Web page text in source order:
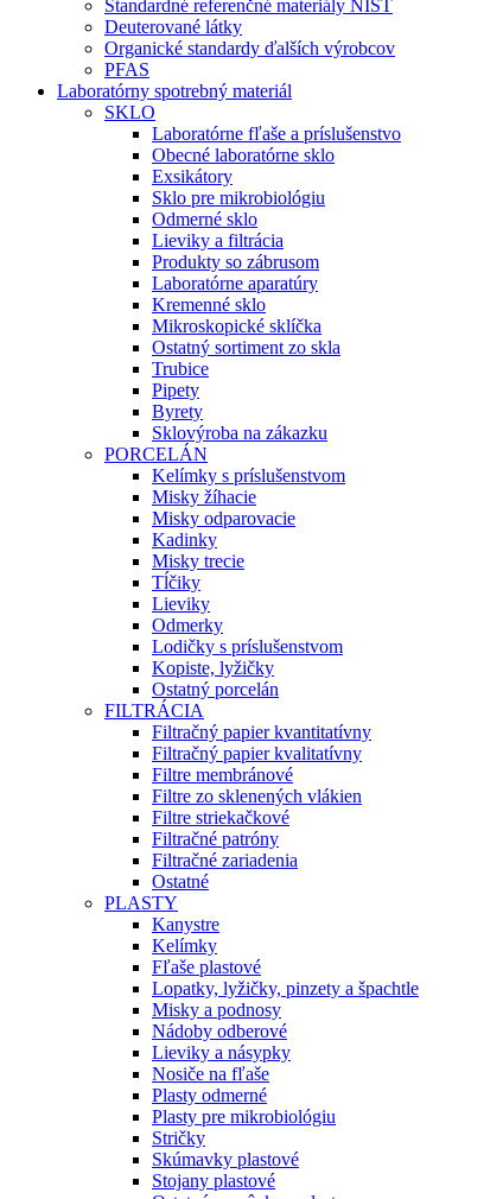
Štandardné referenčné materiály NIST
Deuterované látky
Organické standardy ďalších výrobcov
PFAS
Laboratórny spotrebný materiál
SKLO
Laboratórne fľaše a príslušenstvo
Obecné laboratórne sklo
Exsikátory
Sklo pre mikrobiológiu
Odmerné sklo
Lieviky a filtrácia
Produkty so zábrusom
Laboratórne aparatúry
Kremenné sklo
Mikroskopické sklíčka
Ostatný sortiment zo skla
Trubice
Pipety
Byrety
Sklovýroba na zákazku
PORCELÁN
Kelímky s príslušenstvom
Misky žíhacie
Misky odparovacie
Kadinky
Misky trecie
Tĺčiky
Lieviky
Odmerky
Lodičky s príslušenstvom
Kopiste, lyžičky
Ostatný porcelán
FILTRÁCIA
Filtračný papier kvantitatívny
Filtračný papier kvalitatívny
Filtre membránové
Filtre zo sklenených vlákien
Filtre striekačkové
Filtračné patróny
Filtračné zariadenia
Ostatné
PLASTY
Kanystre
Kelímky
Fľaše plastové
Lopatky, lyžičky, pinzety a špachtle
Misky a podnosy
Nádoby odberové
Lieviky a násypky
Nosiče na fľaše
Plasty odmerné
Plasty pre mikrobiológiu
Stričky
Skúmavky plastové
Stojany plastové